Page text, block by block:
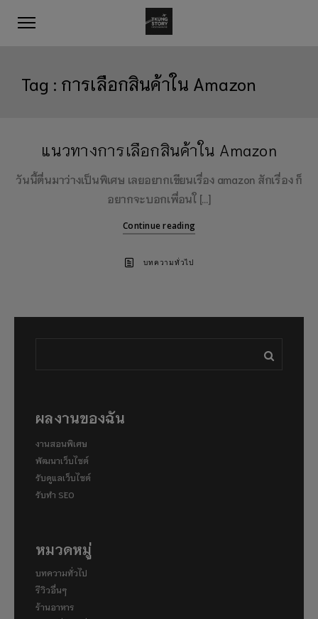
Tag : การเลือกสินค้าใน Amazon
แนวทางการเลือกสินค้าใน Amazon
วันนี้ตื่นมาว่างเป็นพิเศษ เลยอยากเขียนเรื่อง amazon สักเรื่อง ก็
อยากจะบอกเพื่อนใ […]
Continue reading
บทความทั่วไป
ผลงานของฉัน
งานสอนพิเศษ
พัฒนาเว็บไซต์
รับดูแลเว็บไซต์
รับทำ SEO
หมวดหมู่
บทความทั่วไป
รีวิวอื่นๆ
ร้านอาหาร